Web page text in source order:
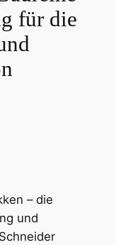
für die
– die
und